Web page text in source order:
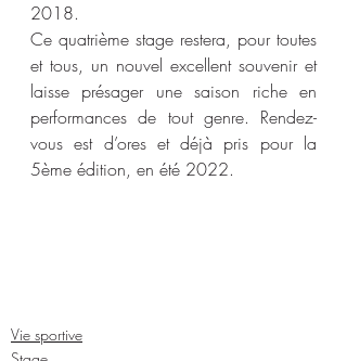
2018.
Ce quatrième stage restera, pour toutes
et tous, un nouvel excellent souvenir et
laisse présager une saison riche en
performances de tout genre. Rendez-
vous est d’ores et déjà pris pour la
5ème édition, en été 2022.
Vie sportive